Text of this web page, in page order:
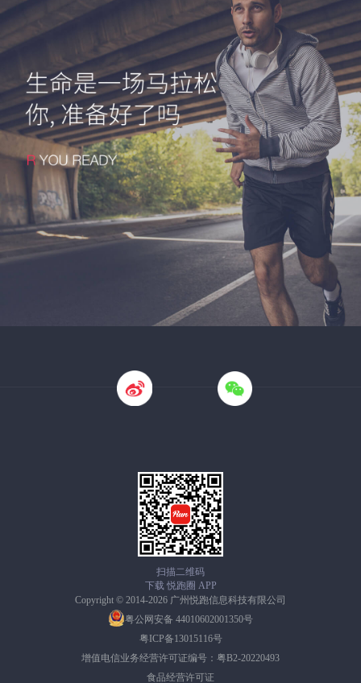
扫描二维码
下载 悦跑圈 APP
Copyright © 2014-2026 广州悦跑信息科技有限公司
粤公网安备 44010602001350号
粤ICP备13015116号
增值电信业务经营许可证编号：粤B2-20220493
食品经营许可证